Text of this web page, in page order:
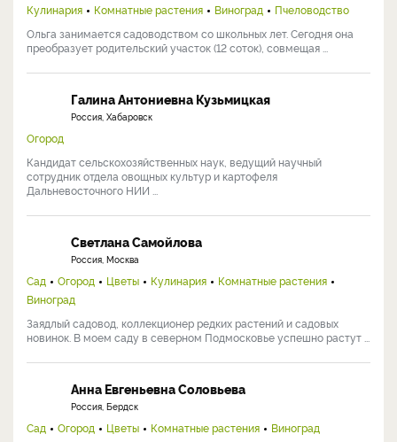
Кулинария
Комнатные растения Виноград
Пчеловодство
Ольга занимается садоводством со школьных лет. Сегодня она
преобразует родительский участок (12 соток), совмещая ...
Галина Антониевна Кузьмицкая
Россия, Хабаровск
Огород
Кандидат сельскохозяйственных наук, ведущий научный
сотрудник отдела овощных культур и картофеля
Дальневосточного НИИ ...
Светлана Самойлова
Россия, Москва
Сад Огород Цветы Кулинария
Комнатные растения
Виноград
Заядлый садовод, коллекционер редких растений и садовых
новинок. В моем саду в северном Подмосковье успешно растут ...
Анна Евгеньевна Соловьева
Россия, Бердск
Сад Огород Цветы Комнатные растения
Виноград